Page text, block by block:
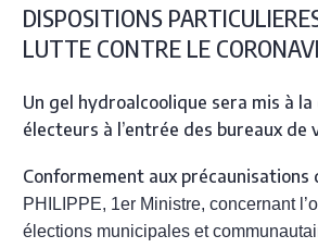
DISPOSITIONS
LUTTE CONTRE LE
Un gel hydroalcoolique sera mis à
électeurs à l’entrée des bureaux de
Conformement aux précaunisations
PHILIPPE, 1er Ministre, concernant
élections municipales et